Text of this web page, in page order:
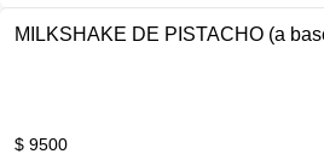
MILKSHAKE DE PISTACHO (a
$ 9500